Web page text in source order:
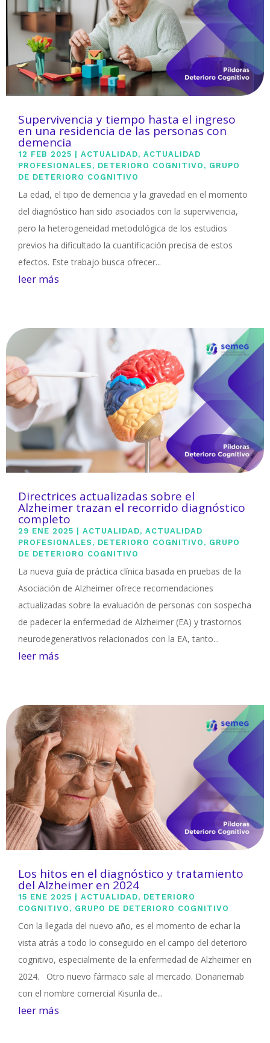
Supervivencia y tiempo hasta el ingreso
en una residencia de las personas con
demencia
12 FEB 2025 |ACTUALIDAD,ACTUALIDAD
PROFESIONALES , DETERIORO COGNITIVO , GRUPO
DE DETERIORO COGNITIVO
La edad, el tipo de demencia y la gravedad en el momento
del diagnóstico han sido asociados con la supervivencia,
pero la heterogeneidad metodológica de los estudios
previos ha dificultado la cuantificación precisa de estos
efectos. Este trabajo busca ofrecer...
leer más
Directrices actualizadas sobre el
Alzheimer trazan el recorrido diagnóstico
completo
29 ENE 2025 |ACTUALIDAD,ACTUALIDAD
PROFESIONALES , DETERIORO COGNITIVO , GRUPO
DE DETERIORO COGNITIVO
La nueva guía de práctica clínica basada en pruebas de la
Asociación de Alzheimer ofrece recomendaciones
actualizadas sobre la evaluación de personas con sospecha
de padecer la enfermedad de Alzheimer (EA) y trastornos
neurodegenerativos relacionados con la EA, tanto...
leer más
Los hitos en el diagnóstico y tratamiento
del Alzheimer en 2024
15 ENE 2025 |ACTUALIDAD, DETERIORO
COGNITIVO , GRUPO DE DETERIORO COGNITIVO
Con la llegada del nuevo año, es el momento de echar la
vista atrás a todo lo conseguido en el campo del deterioro
cognitivo, especialmente de la enfermedad de Alzheimer en
2024. Otro nuevo fármaco sale al mercado. Donanemab
con el nombre comercial Kisunla de...
leer más